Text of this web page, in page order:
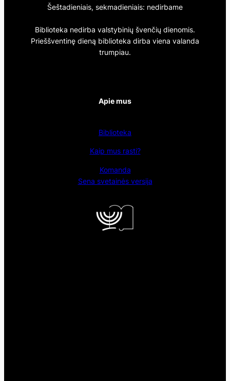
Šeštadieniais, sekmadieniais: nedirbame
Biblioteka nedirba valstybinių švenčių dienomis.
Prieššventinę dieną biblioteka dirba viena valanda
trumpiau.
Apie mus
Biblioteka
Kaip mus rasti?
Komanda
Sena svetainės versija